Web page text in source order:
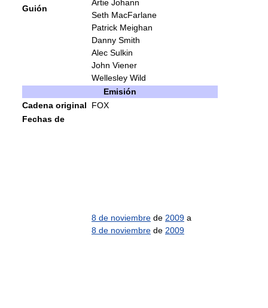
Guión
Artie Johann
Seth MacFarlane
Patrick Meighan
Danny Smith
Alec Sulkin
John Viener
Wellesley Wild
Emisión
Cadena original
FOX
Fechas de
8 de noviembre de 2009 a
8 de noviembre de 2009